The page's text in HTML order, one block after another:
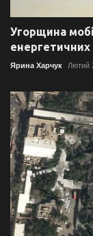
Угорщина
енергетичних
Ярина Харчук Лютий